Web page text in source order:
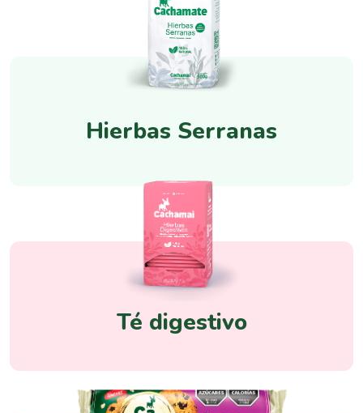
Hierbas Serranas
Té digestivo